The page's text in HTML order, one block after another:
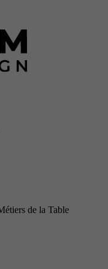
de la Table